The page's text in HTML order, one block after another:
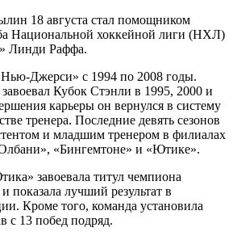
18 августа стал помощником
Национальной хоккейной лиги (НХЛ)
Линди Раффа.
Джерси» с 1994 по 2008 годы.
Кубок Стэнли в 1995, 2000 и
карьеры он вернулся в систему
тренера. Последние девять сезонов
и младшим тренером в филиалах
«Бингемтоне» и «Ютике».
завоевала титул чемпиона
показала лучший результат в
Кроме того, команда установила
с 13 побед подряд.